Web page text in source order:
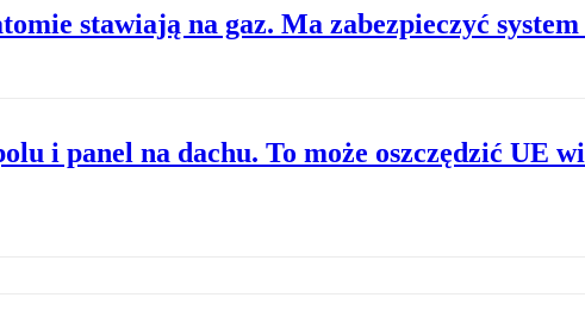
stawiają na gaz. Ma zabezpieczyć
i panel na dachu. To może oszczędzić UE